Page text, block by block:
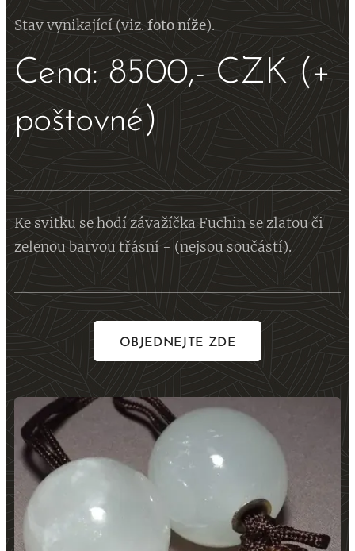
Stav vynikající (viz. fotoníže).
Cena: 8500,- CZK (+
poštovné)
Ke svitku se hodí závažíčka Fuchin se zlatou či
zelenou barvou třásní - (nejsou součástí).
OBJEDNEJTE ZDE